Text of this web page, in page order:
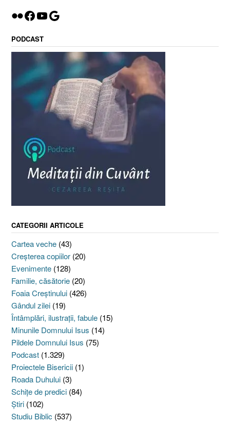
Flickr
Facebook
YouTube
Google
PODCAST
CATEGORII ARTICOLE
Cartea veche (43)
Creşterea copiilor (20)
Evenimente (128)
Familie, căsătorie (20)
Foaia Creştinului (426)
Gândul zilei (19)
Întâmplări, ilustraţii, fabule (15)
Minunile Domnului Isus (14)
Pildele Domnului Isus (75)
Podcast (1.329)
Proiectele Bisericii (1)
Roada Duhului (3)
Schiţe de predici (84)
Ştiri (102)
Studiu Biblic (537)